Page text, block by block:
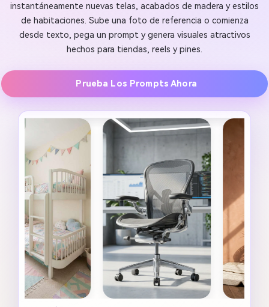
instantáneamente nuevas telas, acabados de madera y estilos
de habitaciones. Sube una foto de referencia o comienza
desde texto, pega un prompt y genera visuales atractivos
hechos para tiendas, reels y pines.
Prueba Los Prompts Ahora